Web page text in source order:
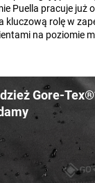
Puella pracuje już
kluczową rolę w
na poziomie
Gore-